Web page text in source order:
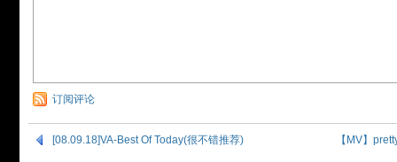
订阅评论
[08.09.18]VA-Best Of Today(很不错推荐) 【MV】